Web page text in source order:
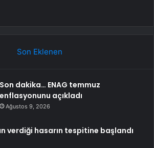
Son Eklenen
Son dakika… ENAG temmuz
enflasyonunu açıkladı
Ağustos 9, 2026
verdiği hasarın tespitine başlandı